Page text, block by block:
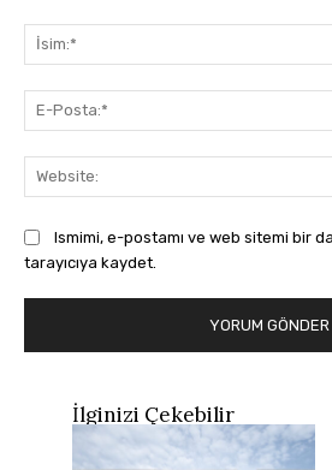
Ismimi, e-postamı ve web sitemi bir
tarayıcıya kaydet.
İlginizi Çekebilir